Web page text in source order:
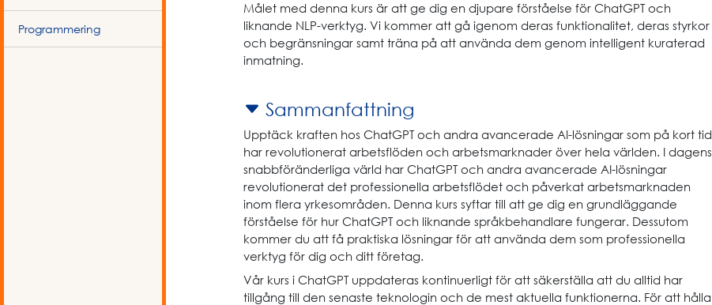
Programmering
Målet med denna kurs är att ge dig en djupare förståelse för ChatGPT och
liknande NLP-verktyg. Vi kommer att gå igenom deras funktionalitet, deras styrkor
och begränsningar samt träna på att använda dem genom intelligent kuraterad
inmatning.
Sammanfattning
Upptäck kraften hos ChatGPT och andra avancerade AI-lösningar som på kort tid
har revolutionerat arbetsflöden och arbetsmarknader över hela världen. I dagens
snabbföränderliga värld har ChatGPT och andra avancerade AI-lösningar
revolutionerat det professionella arbetsflödet och påverkat arbetsmarknaden
inom flera yrkesområden. Denna kurs syftar till att ge dig en grundläggande
förståelse för hur ChatGPT och liknande språkbehandlare fungerar. Dessutom
kommer du att få praktiska lösningar för att använda dem som professionella
verktyg för dig och ditt företag.
Vår kurs i ChatGPT uppdateras kontinuerligt för att säkerställa att du alltid har
tillgång till den senaste teknologin och de mest aktuella funktionerna. För att hålla